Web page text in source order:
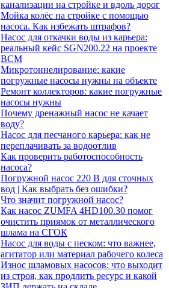
канализации на стройке и вдоль дорог
Мойка колёс на стройке с помощью
насоса. Как избежать штрафов?
Насос для откачки воды из карьера:
реальный кейс SGN200.22 на проекте
ВСМ
Микротоннелирование: какие
погружные насосы нужны на объекте
Ремонт коллекторов: какие погружные
насосы нужны
Почему дренажный насос не качает
воду?
Насос для песчаного карьера: как не
переплачивать за водоотлив
Как проверить работоспособность
насоса?
Погружной насос 220 В для сточных
вод | Как выбрать без ошибки?
Что значит погружной насос?
Как насос ZUMFA 4HD100.30 помог
очистить приямок от металлического
шлама на СГОК
Насос для воды с песком: что важнее,
агитатор или материал рабочего колеса
Износ шламовых насосов: что выходит
из строя, как продлить ресурс и какой